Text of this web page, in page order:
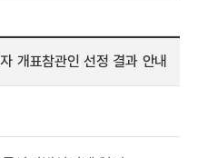
개표참관인 선정 결과 안내